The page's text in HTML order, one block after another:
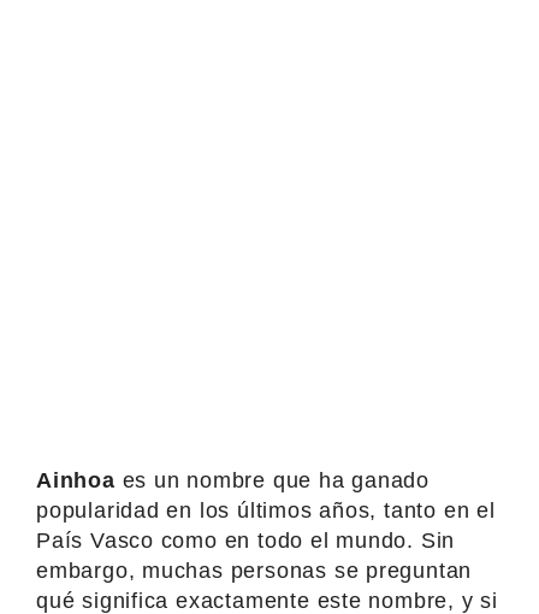
Ainhoa es un nombre que ha ganado
popularidad en los últimos años, tanto en el
País Vasco como en todo el mundo. Sin
embargo, muchas personas se preguntan
qué significa exactamente este nombre, y si